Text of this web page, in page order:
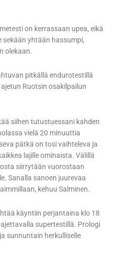
on kerrassaan upea, eikä
sekään yhtään hassumpi,
olekaan.
pitkällä endurotestillä
Ruotsin osakilpailun
siihen tutustuessani kahden
vielä 20 minuuttia
pätkä on tosi vaihteleva ja
lajille ominaista. Välillä
siirrytään vuorostaan
Sanalla sanoen juurevaa
kehuu Salminen.
käyntiin perjantaina klo 18
supertestillä. Prologi
sunnuntain herkulliselle